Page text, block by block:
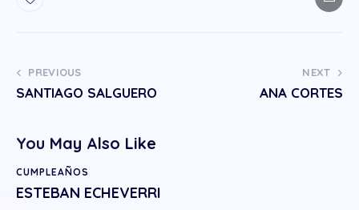
PREVIOUS
SANTIAGO SALGUERO
NEXT
ANA CORTES
You May Also Like
CUMPLEAÑOS
ESTEBAN ECHEVERRI